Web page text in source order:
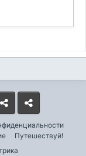
Путешествуй!
Odnoklassniki